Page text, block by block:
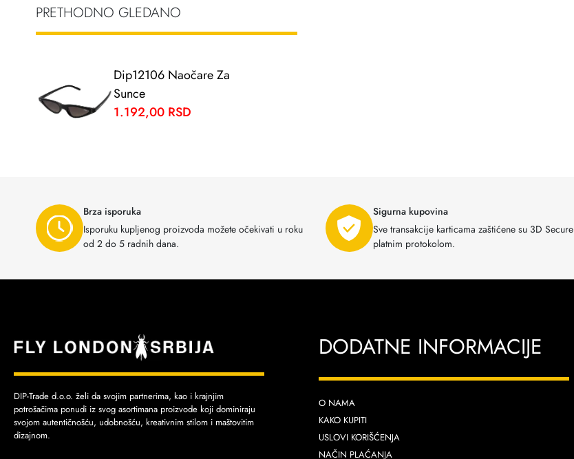
PRETHODNO GLEDANO
Dip12106 Naočare Za
Sunce
1.192,00 RSD
Brza isporuka
Isporuku kupljenog proizvoda možete očekivati u roku
od 2 do 5 radnih dana.
Sigurna kupovina
Sve transakcije karticama zaštićene su 3D Secure
platnim protokolom.
DIP-Trade d.o.o. želi da svojim partnerima, kao i krajnjim
potrošačima ponudi iz svog asortimana proizvode koji dominiraju
svojom autentičnošću, udobnošću, kreativnim stilom i maštovitim
dizajnom.
DODATNE INFORMACIJE
O NAMA
KAKO KUPITI
USLOVI KORIŠĆENJA
NAČIN PLAĆANJA